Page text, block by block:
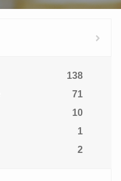
138
71
10
1
2